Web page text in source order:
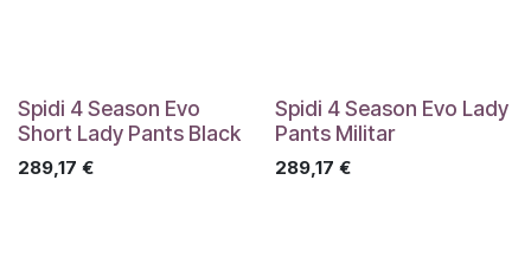
Spidi 4 Season Evo
Short Lady Pants Black
289,17 €
Spidi 4 Season Evo Lady
Pants Militar
289,17 €